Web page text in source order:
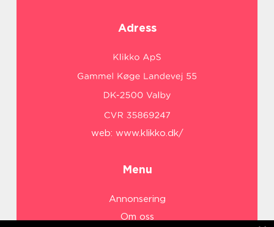
Adress
web: www.klikko.dk/
Menu
Annonsering
Om oss